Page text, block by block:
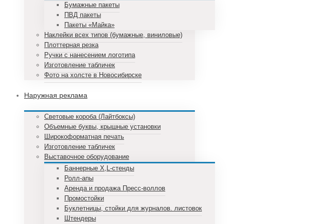
Бумажные пакеты
ПВД пакеты
Пакеты «Майка»
Наклейки всех типов (бумажные, виниловые)
Плоттерная резка
Ручки с нанесением логотипа
Изготовление табличек
Фото на холсте в Новосибирске
Наружная реклама
Световые короба (Лайтбоксы)
Объемные буквы, крышные установки
Широкоформатная печать
Изготовление табличек
Выставочное оборудование
Баннерные X,L-стенды
Ролл-апы
Аренда и продажа Пресс-воллов
Промостойки
Буклетницы, стойки для журналов. листовок
Штендеры